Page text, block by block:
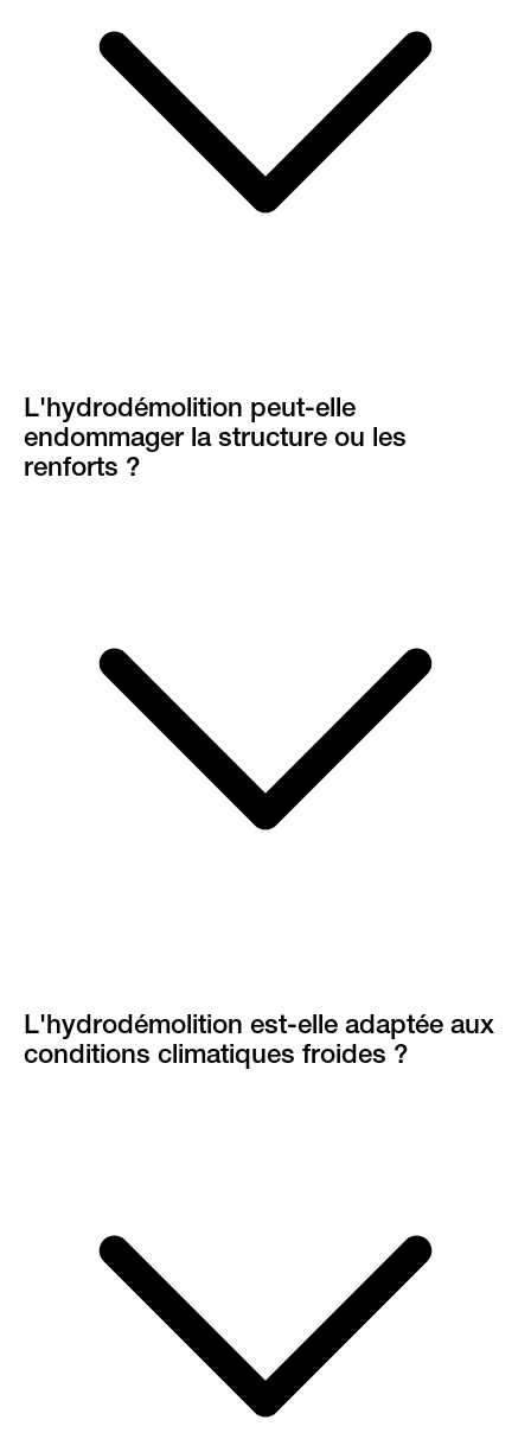
L'hydrodémolition peut-elle
endommager la structure ou les
renforts ?
L'hydrodémolition est-elle adaptée aux
conditions climatiques froides ?